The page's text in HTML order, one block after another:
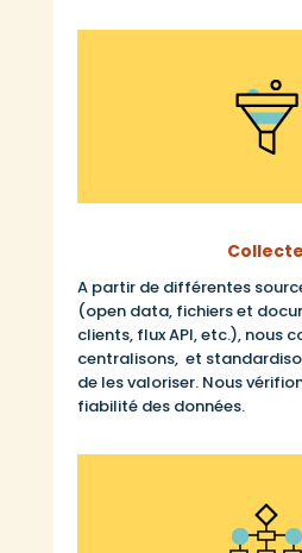
Collecte
A partir de différentes
(open data, fichiers et
clients, flux API, etc.), nous
centralisons, et
de les valoriser. Nous
fiabilité des données.